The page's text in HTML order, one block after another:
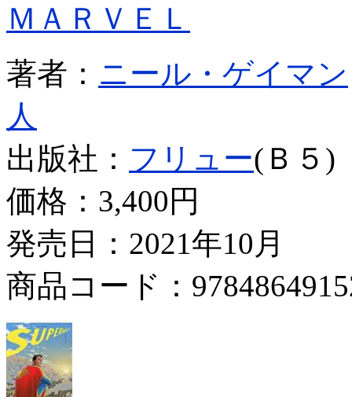
ＭＡＲＶＥＬ
著者： ニール・ゲイマン
人
出版社： フリュー(Ｂ５)
価格： 3,400円
発売日：2021年10月
商品コード：